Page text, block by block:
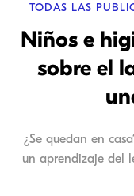
TODAS LAS
Niños e
sobre el
¿Se quedan en
un aprendizaje del